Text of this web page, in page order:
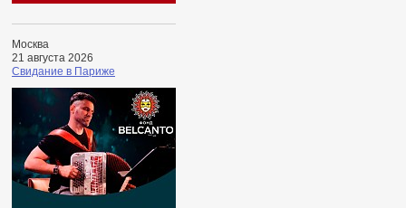
Москва
21 августа 2026
Свидание в Париже